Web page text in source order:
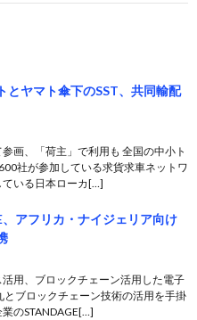
とヤマト傘下のSST、共同輸配
画、「荷主」で利用も 全国の中小ト
社が参加している求貨求車ネットワ
ている⽇本ローカ[…]
アフリカ・ナイジェリア向け
用、ブロックチェーン活用した電子
とブロックチェーン技術の活用を手掛
のSTANDAGE[…]